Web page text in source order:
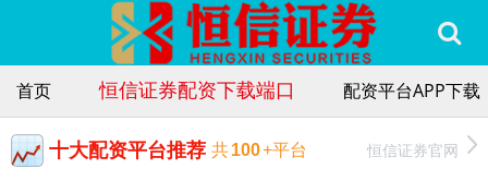
首页 恒信证券配资下载端口 配资平台APP下载
十大配资平台推荐 共100+平台 恒信证券官网